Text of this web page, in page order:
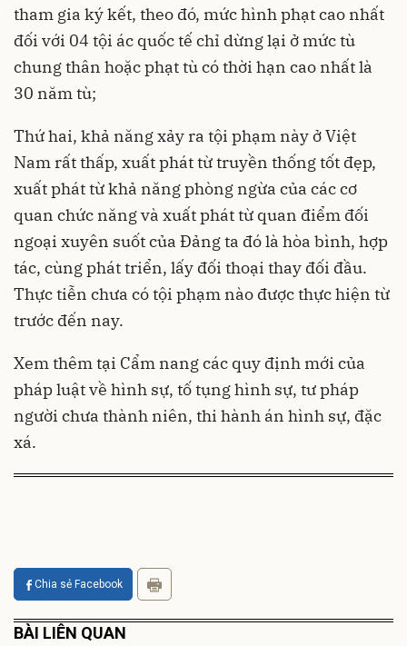
tham gia ký kết, theo đó, mức hình phạt cao nhất
đối với 04 tội ác quốc tế chỉ dừng lại ở mức tù
chung thân hoặc phạt tù có thời hạn cao nhất là
30 năm tù;
Thứ hai, khả năng xảy ra tội phạm này ở Việt
Nam rất thấp, xuất phát từ truyền thống tốt đẹp,
xuất phát từ khả năng phòng ngừa của các cơ
quan chức năng và xuất phát từ quan điểm đối
ngoại xuyên suốt của Đảng ta đó là hòa bình, hợp
tác, cùng phát triển, lấy đối thoại thay đối đầu.
Thực tiễn chưa có tội phạm nào được thực hiện từ
trước đến nay.
Xem thêm tại Cẩm nang các quy định mới của
pháp luật về hình sự, tố tụng hình sự, tư pháp
người chưa thành niên, thi hành án hình sự, đặc
xá.
Chia sẻ Facebook
BÀI LIÊN QUAN